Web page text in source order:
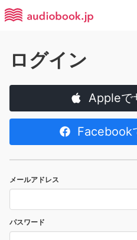
ログイン
Appleで
Facebook
メールアドレス
パスワード